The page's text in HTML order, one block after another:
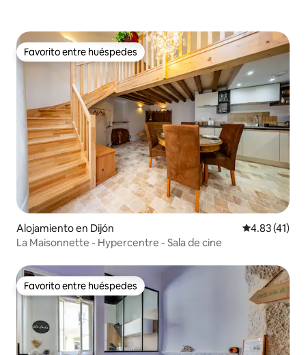
Favorito entre huéspedes
Favorito entre huéspedes
Alojamiento en Dijón Calificación
4.83 (41)
La Maisonnette - Hypercentre - Sala de cine
Favorito entre huéspedes
Favorito entre huéspedes